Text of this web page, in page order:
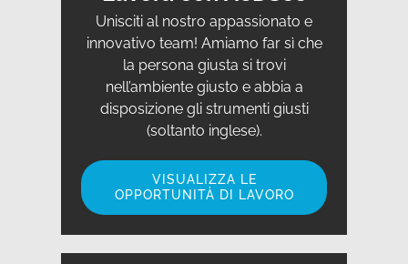
Unisciti al nostro appassionato e
innovativo team! Amiamo far sì che
la persona giusta si trovi
nell’ambiente giusto e abbia a
disposizione gli strumenti giusti
(soltanto inglese).
VISUALIZZA LE
OPPORTUNITÀ DI LAVORO